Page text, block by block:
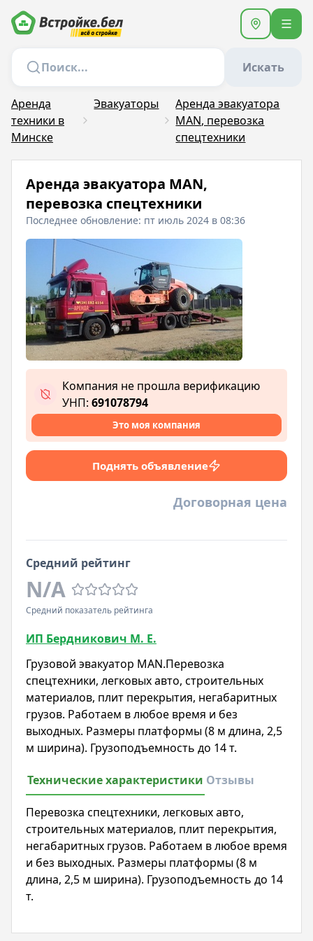
Искать
Аренда
техники в
Минске
Эвакуаторы
Аренда эвакуатора
MAN, перевозка
спецтехники
Аренда эвакуатора MAN,
перевозка спецтехники
Последнее обновление: пт июль 2024 в 08:36
ИП Бердникович М. Е.
Грузовой эвакуатор MAN.Перевозка
спецтехники, легковых авто, строительных
материалов, плит перекрытия, негабаритных
грузов. Работаем в любое время и без
выходных. Размеры платформы (8 м длина, 2,5
м ширина). Грузоподъемность до 14 т.
Технические характеристики Отзывы
Перевозка спецтехники, легковых авто,
строительных материалов, плит перекрытия,
негабаритных грузов. Работаем в любое время
и без выходных. Размеры платформы (8 м
длина, 2,5 м ширина). Грузоподъемность до 14
т.
Компания не прошла верификацию
УНП: 691078794
Это моя компания
Поднять объявление
Договорная цена
Средний рейтинг
N/A
Средний показатель рейтинга